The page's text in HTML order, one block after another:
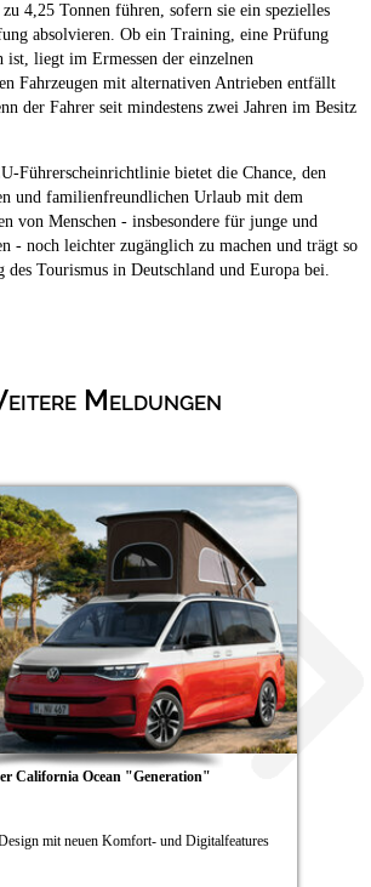
4,25 Tonnen führen, sofern sie ein spezielles
absolvieren. Ob ein Training, eine Prüfung
ist, liegt im Ermessen der einzelnen
Fahrzeugen mit alternativen Antrieben entfällt
der Fahrer seit mindestens zwei Jahren im Besitz
Führerscheinrichtlinie bietet die Chance, den
und familienfreundlichen Urlaub mit dem
von Menschen - insbesondere für junge und
- noch leichter zugänglich zu machen und trägt so
Tourismus in Deutschland und Europa bei.
Meldungen
California Ocean "Generation"
mit neuen Komfort- und Digitalfeatures